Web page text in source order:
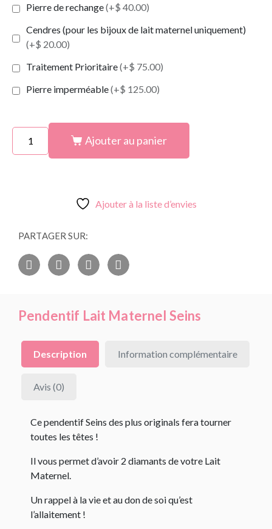
Pierre de rechange(+$ 40.00)
Cendres (pour les bijoux de lait maternel uniquement)
(+$ 20.00)
Traitement Prioritaire(+$ 75.00)
Pierre imperméable(+$ 125.00)
Ajouter au panier
Ajouter à la liste d’envies
PARTAGER SUR:
Pendentif Lait Maternel Seins
Description Information complémentaire
Avis (0)
Ce pendentif Seins des plus originals fera tourner
toutes les têtes !
Il vous permet d’avoir 2 diamants de votre Lait
Maternel.
Un rappel à la vie et au don de soi qu’est
l’allaitement !